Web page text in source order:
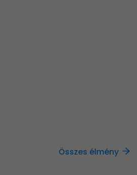
Összes élmény